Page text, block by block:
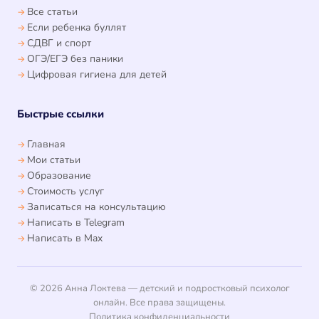
Все статьи
Если ребенка буллят
СДВГ и спорт
ОГЭ/ЕГЭ без паники
Цифровая гигиена для детей
Быстрые ссылки
Главная
Мои статьи
Образование
Стоимость услуг
Записаться на консультацию
Написать в Telegram
Написать в Max
© 2026 Анна Локтева — детский и подростковый психолог
онлайн. Все права защищены.